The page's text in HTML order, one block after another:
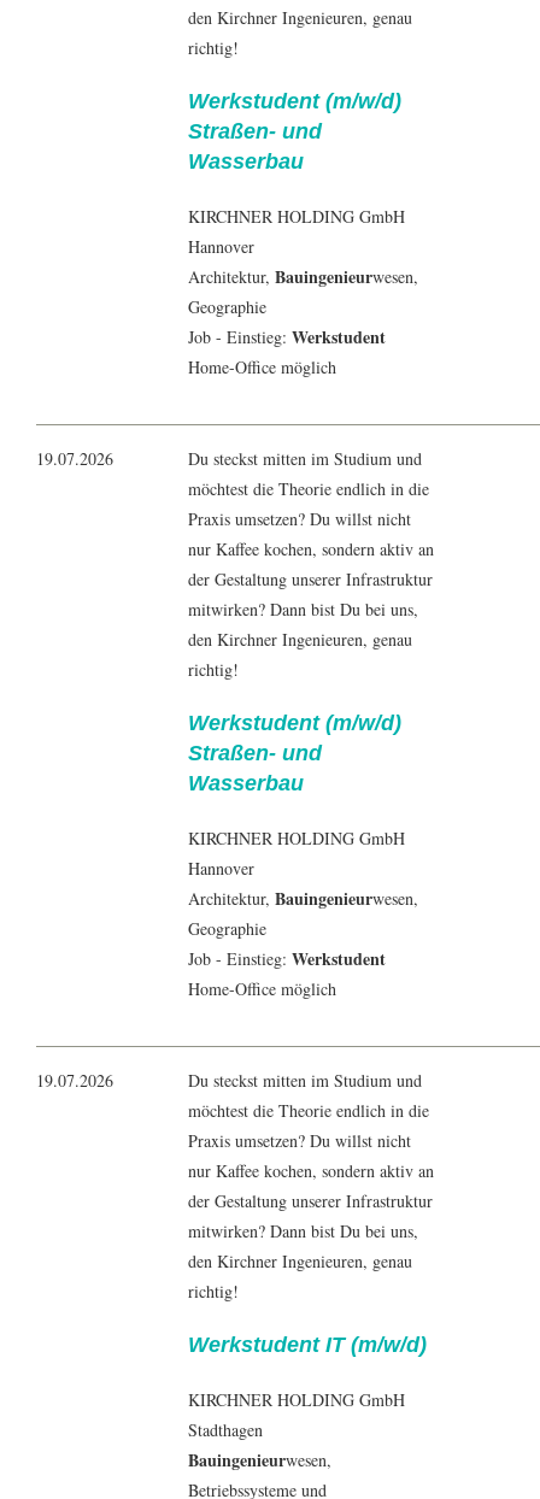
den Kirchner Ingenieuren, genau
richtig!
Werkstudent (m/w/d)
Straßen- und
Wasserbau
KIRCHNER HOLDING GmbH
Hannover
Architektur, Bauingenieurwesen,
Geographie
Job - Einstieg: Werkstudent
Home-Office möglich
19.07.2026
Du steckst mitten im Studium und
möchtest die Theorie endlich in die
Praxis umsetzen? Du willst nicht
nur Kaffee kochen, sondern aktiv an
der Gestaltung unserer Infrastruktur
mitwirken? Dann bist Du bei uns,
den Kirchner Ingenieuren, genau
richtig!
Werkstudent (m/w/d)
Straßen- und
Wasserbau
KIRCHNER HOLDING GmbH
Hannover
Architektur, Bauingenieurwesen,
Geographie
Job - Einstieg: Werkstudent
Home-Office möglich
19.07.2026
Du steckst mitten im Studium und
möchtest die Theorie endlich in die
Praxis umsetzen? Du willst nicht
nur Kaffee kochen, sondern aktiv an
der Gestaltung unserer Infrastruktur
mitwirken? Dann bist Du bei uns,
den Kirchner Ingenieuren, genau
richtig!
Werkstudent IT (m/w/d)
KIRCHNER HOLDING GmbH
Stadthagen
Bauingenieurwesen,
Betriebssysteme und